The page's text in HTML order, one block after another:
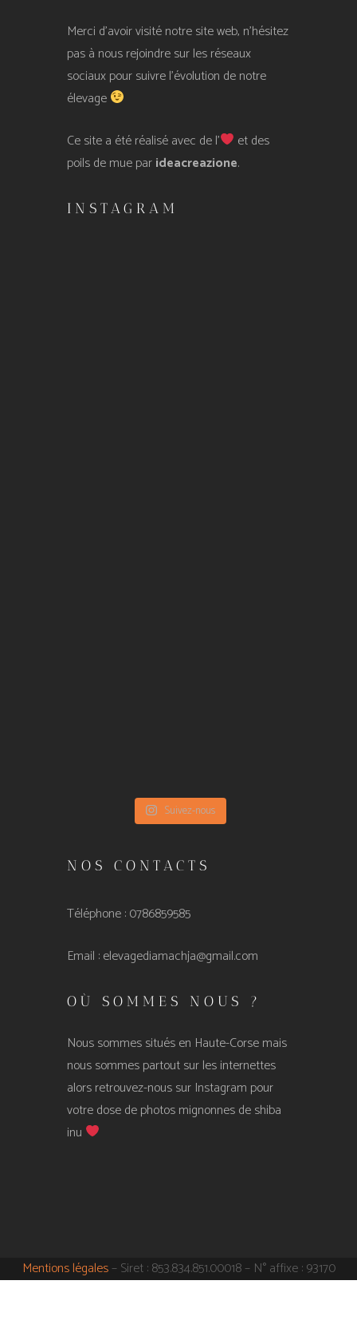
Merci d’avoir visité notre site web, n’hésitez
pas à nous rejoindre sur les réseaux
sociaux pour suivre l’évolution de notre
élevage
Ce site a été réalisé avec de l’
et des
poils de mue parideacreazione.
INSTAGRAM
Suivez-nous
NOS CONTACTS
Téléphone : 0786859585
Email :elevagediamachja@gmail.com
OÙ SOMMES NOUS ?
Nous sommes situés en Haute-Corse mais
nous sommes partout sur les internettes
alors retrouvez-nous sur Instagram pour
votre dose de photos mignonnes de shiba
inu
Mentions légales– Siret : 853.834.851.00018 – N° affixe : 93170